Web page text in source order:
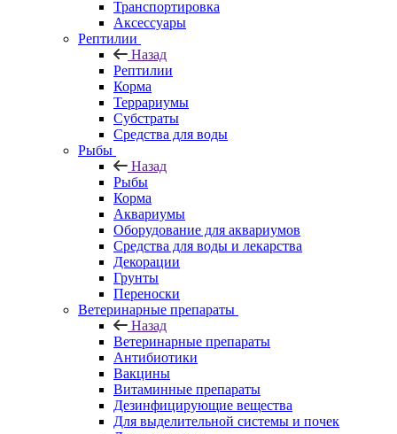
Транспортировка
Аксессуары
Рептилии
Назад
Рептилии
Корма
Террариумы
Субстраты
Средства для воды
Рыбы
Назад
Рыбы
Корма
Аквариумы
Оборудование для аквариумов
Средства для воды и лекарства
Декорации
Грунты
Переноски
Ветеринарные препараты
Назад
Ветеринарные препараты
Антибиотики
Вакцины
Витаминные препараты
Дезинфицирующие вещества
Для выделительной системы и почек